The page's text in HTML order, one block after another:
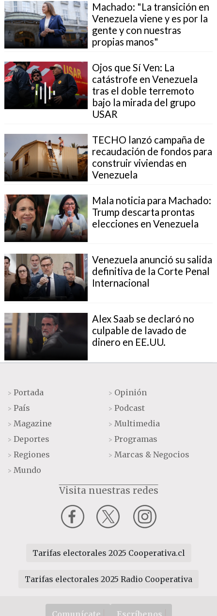
Machado: "La transición en
Venezuela viene y es por la
gente y con nuestras
propias manos"
Ojos que Sí Ven: La
catástrofe en Venezuela
tras el doble terremoto
bajo la mirada del grupo
USAR
TECHO lanzó campaña de
recaudación de fondos para
construir viviendas en
Venezuela
Mala noticia para Machado:
Trump descarta prontas
elecciones en Venezuela
Venezuela anunció su salida
definitiva de la Corte Penal
Internacional
Alex Saab se declaró no
culpable de lavado de
dinero en EE.UU.
> Portada
> País
> Magazine
> Deportes
> Regiones
> Mundo
> Opinión
> Podcast
> Multimedia
> Programas
> Marcas & Negocios
Visita nuestras redes
Tarifas electorales 2025 Cooperativa.cl
Tarifas electorales 2025 Radio Cooperativa
Comunícate Escríbenos